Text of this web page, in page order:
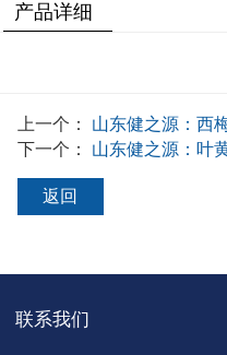
产品详细
上一个： 山东健之源：西
下一个： 山东健之源：叶
返回
联系我们